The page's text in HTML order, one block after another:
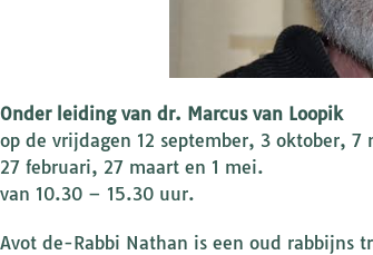
Onder leiding van dr. Marcus van Loopik
op de vrijdagen 12 september, 3 oktober,
27 februari, 27 maart en 1 mei.
van 10.30 – 15.30 uur.
Avot de-Rabbi Nathan is een oud rabbijns